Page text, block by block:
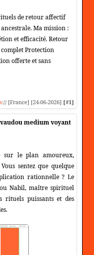
de retour affectif
Ma mission :
et efficacité. Retour
Protection
offerte et sans
:// [France] [24-06-2026] [#1]
medium voyant
sur le plan amoureux,
sentez que quelque
rationnelle ? Le
Nabil, maître spirituel
rituels puissants et des